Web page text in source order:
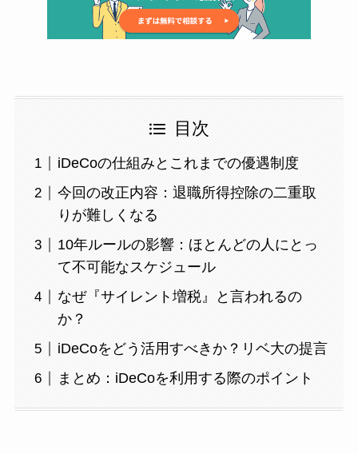
目次
iDeCoの仕組みとこれまでの優遇制度
今回の改正内容：退職所得控除の二重取
りが難しくなる
10年ルールの影響：ほとんどの人にとっ
て不可能なスケジュール
なぜ『サイレント増税』と言われるの
か？
iDeCoをどう活用すべきか？リベ大の提言
まとめ：iDeCoを利用する際のポイント